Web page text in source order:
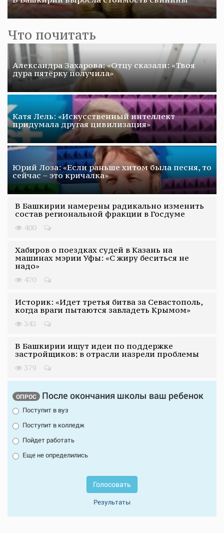
Что почитать
Александра Захарова: «Отцу сказали: «Твоя
дура пятёрку получила»
Катя Лель: «Искусственный интеллект
придумала другая цивилизация»
Юрий Лоза: «Если раньше хитом была песня, то
сейчас – это кричалка»
В Башкирии намерены радикально изменить
состав региональной фракции в Госдуме
400
Хабиров о поездках судей в Казань на
машинах мэрии Уфы: «С жиру беситься не
надо»
470
Историк: «Идет третья битва за Севастополь,
когда враги пытаются завладеть Крымом»
343
В Башкирии ищут идеи по поддержке
застройщиков: в отрасли назрели проблемы
379
ОПРОС После окончания школы ваш ребенок
Поступит в вуз
Поступит в колледж
Пойдет работать
Еще не определились
Голосовать
Результаты